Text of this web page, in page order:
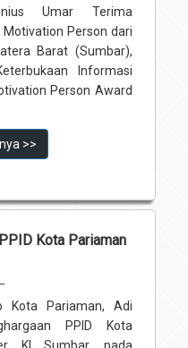
Umar Terima
Person dari
Barat (Sumbar),
Informasi
Person Award
>>
Kota Pariaman
--
Kota Pariaman, Adi
PPID Kota
KI Sumbar, pada